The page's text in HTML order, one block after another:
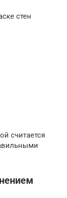
стен
считается